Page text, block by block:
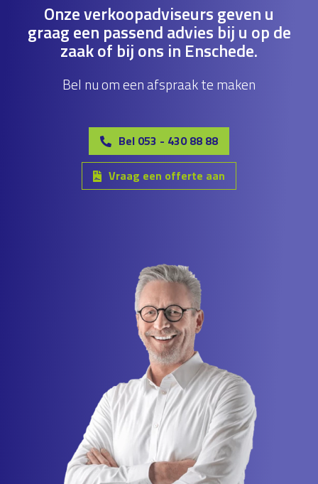
Onze verkoopadviseurs geven u
graag een passend advies bij u op de
zaak of bij ons in Enschede.
Bel nu om een afspraak te maken
Bel 053 - 430 88 88
Vraag een offerte aan